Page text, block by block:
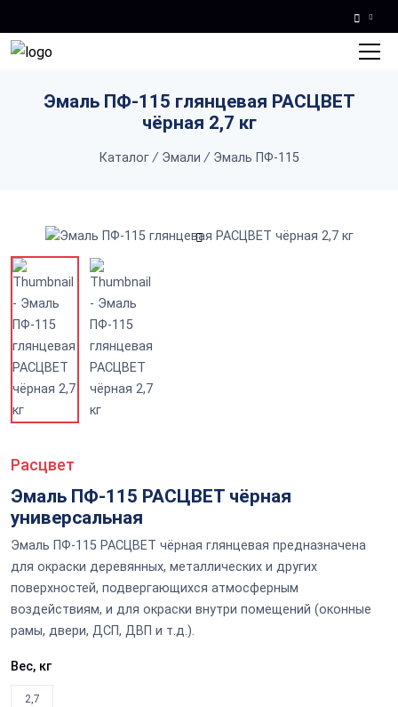
Эмаль ПФ-115 глянцевая РАСЦВЕТ
чёрная 2,7 кг
Каталог / Эмали / Эмаль ПФ-115
Расцвет
Эмаль ПФ-115 РАСЦВЕТ чёрная
универсальная
Эмаль ПФ-115 РАСЦВЕТ чёрная глянцевая предназначена
для окраски деревянных, металлических и других
поверхностей, подвергающихся атмосферным
воздействиям, и для окраски внутри помещений (оконные
рамы, двери, ДСП, ДВП и т.д.).
Вес, кг
2,7